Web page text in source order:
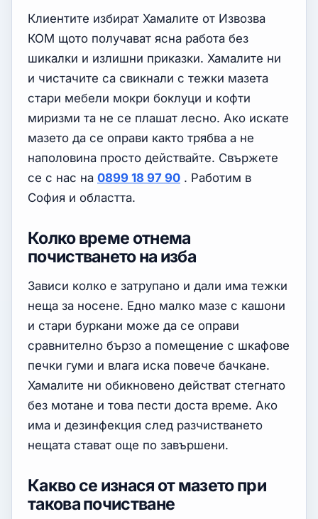
Клиентите избират Хамалите от Извозва
КОМ щото получават ясна работа без
шикалки и излишни приказки. Хамалите ни
и чистачите са свикнали с тежки мазета
стари мебели мокри боклуци и кофти
миризми та не се плашат лесно. Ако искате
мазето да се оправи както трябва а не
наполовина просто действайте. Свържете
се с нас на 0899 18 97 90 . Работим в
София и областта.
Колко време отнема
почистването на изба
Зависи колко е затрупано и дали има тежки
неща за носене. Едно малко мазе с кашони
и стари буркани може да се оправи
сравнително бързо а помещение с шкафове
печки гуми и влага иска повече бачкане.
Хамалите ни обикновено действат стегнато
без мотане и това пести доста време. Ако
има и дезинфекция след разчистването
нещата стават още по завършени.
Какво се изнася от мазето при
такова почистване